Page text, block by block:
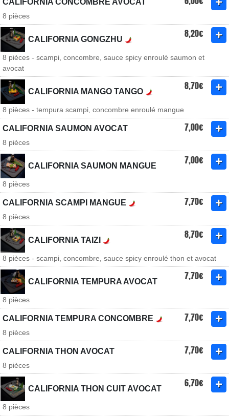
CALIFORNIA CONCOMBRE AVOCAT
8 pièces
CALIFORNIA GONGZHU 8,20€
8 pièces - scampi, concombre, sauce spicy enroulé saumon et
avocat
CALIFORNIA MANGO TANGO 8,70€
8 pièces - tempura scampi, concombre enroulé mangue
CALIFORNIA SAUMON AVOCAT 7,00€
8 pièces
CALIFORNIA SAUMON MANGUE 7,00€
8 pièces
CALIFORNIA SCAMPI MANGUE 7,70€
8 pièces
CALIFORNIA TAIZI 8,70€
8 pièces - scampi, concombre, sauce spicy enroulé thon et avocat
CALIFORNIA TEMPURA AVOCAT 7,70€
8 pièces
CALIFORNIA TEMPURA CONCOMBRE 7,70€
8 pièces
CALIFORNIA THON AVOCAT 7,70€
8 pièces
CALIFORNIA THON CUIT AVOCAT 6,70€
8 pièces